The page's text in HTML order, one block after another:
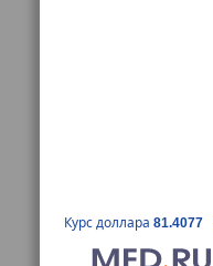
Курс доллара 81.4077